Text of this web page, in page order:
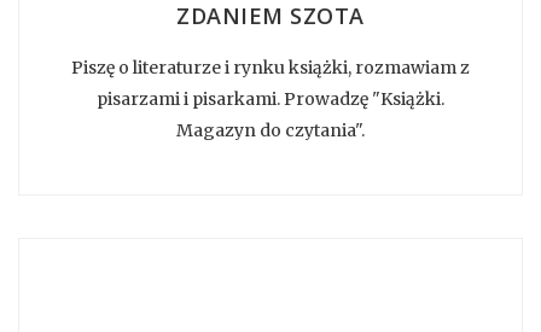
ZDANIEM SZOTA
Piszę o literaturze i rynku książki, rozmawiam z
pisarzami i pisarkami. Prowadzę "Książki.
Magazyn do czytania".